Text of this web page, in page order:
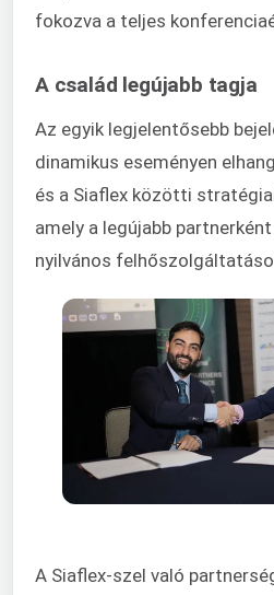
fokozva a teljes
A család legújabb tagja
Az egyik legjelentősebb
dinamikus eseményen
és a Siaflex közötti
amely a legújabb
nyilvános
A Siaflex-szel való